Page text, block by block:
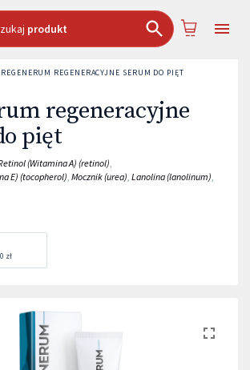
produkt
REGENERUM REGENERACYJNE SERUM DO PIĘT
regeneracyjne
pięt
(Witamina A) (retinol),
E) (tocopherol), Mocznik (urea), Lanolina (lanolinum),
zł